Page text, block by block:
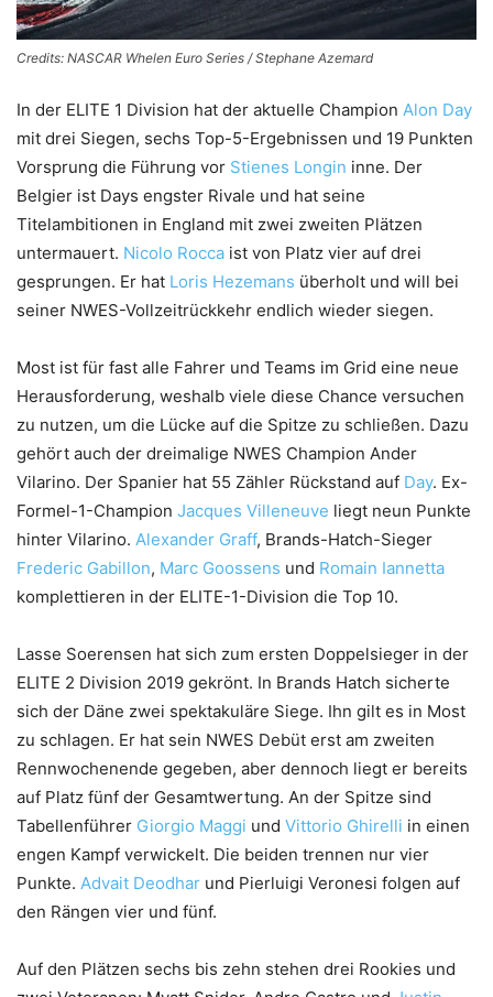
Credits: NASCAR Whelen Euro Series / Stephane Azemard
In der ELITE 1 Division hat der aktuelle Champion Alon Day
mit drei Siegen, sechs Top-5-Ergebnissen und 19 Punkten
Vorsprung die Führung vor Stienes Longin inne. Der
Belgier ist Days engster Rivale und hat seine
Titelambitionen in England mit zwei zweiten Plätzen
untermauert. Nicolo Rocca ist von Platz vier auf drei
gesprungen. Er hat Loris Hezemans überholt und will bei
seiner NWES-Vollzeitrückkehr endlich wieder siegen.
Most ist für fast alle Fahrer und Teams im Grid eine neue
Herausforderung, weshalb viele diese Chance versuchen
zu nutzen, um die Lücke auf die Spitze zu schließen. Dazu
gehört auch der dreimalige NWES Champion Ander
Vilarino. Der Spanier hat 55 Zähler Rückstand auf Day. Ex-
Formel-1-Champion Jacques Villeneuve liegt neun Punkte
hinter Vilarino. Alexander Graff, Brands-Hatch-Sieger
Frederic Gabillon, Marc Goossens und Romain Iannetta
komplettieren in der ELITE-1-Division die Top 10.
Lasse Soerensen hat sich zum ersten Doppelsieger in der
ELITE 2 Division 2019 gekrönt. In Brands Hatch sicherte
sich der Däne zwei spektakuläre Siege. Ihn gilt es in Most
zu schlagen. Er hat sein NWES Debüt erst am zweiten
Rennwochenende gegeben, aber dennoch liegt er bereits
auf Platz fünf der Gesamtwertung. An der Spitze sind
Tabellenführer Giorgio Maggi und Vittorio Ghirelli in einen
engen Kampf verwickelt. Die beiden trennen nur vier
Punkte. Advait Deodhar und Pierluigi Veronesi folgen auf
den Rängen vier und fünf.
Auf den Plätzen sechs bis zehn stehen drei Rookies und